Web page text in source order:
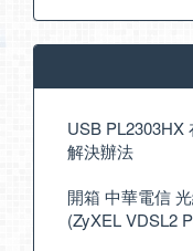
USB PL2303HX
解決辦法
開箱 中華電信
(ZyXEL VDSL2